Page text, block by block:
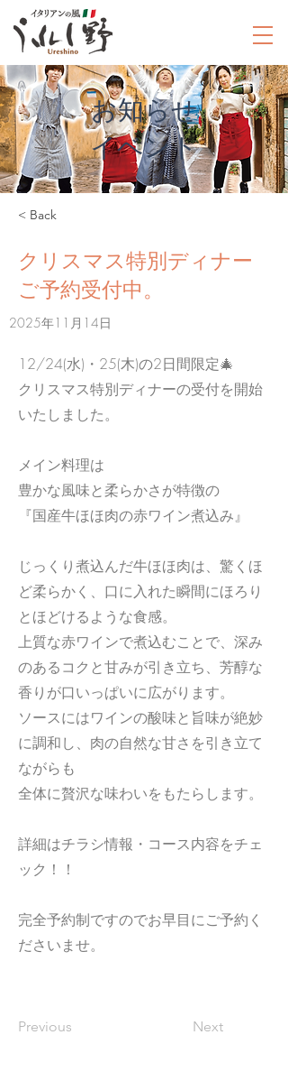
お知らせ
​イベント
< Back
クリスマス特別ディナー
ご予約受付中。
2025年11月14日
12/24(水)・25(木)の2日間限定🎄
クリスマス特別ディナーの受付を開始
いたしました。
メイン料理は
豊かな風味と柔らかさが特徴の
『国産牛ほほ肉の赤ワイン煮込み』
じっくり煮込んだ牛ほほ肉は、驚くほ
ど柔らかく、口に入れた瞬間にほろり
とほどけるような食感。
上質な赤ワインで煮込むことで、深み
のあるコクと甘みが引き立ち、芳醇な
香りが口いっぱいに広がります。
ソースにはワインの酸味と旨味が絶妙
に調和し、肉の自然な甘さを引き立て
ながらも
全体に贅沢な味わいをもたらします。
詳細はチラシ情報・コース内容をチェ
ック！！
完全予約制ですのでお早目にご予約く
ださいませ。
Previous Next